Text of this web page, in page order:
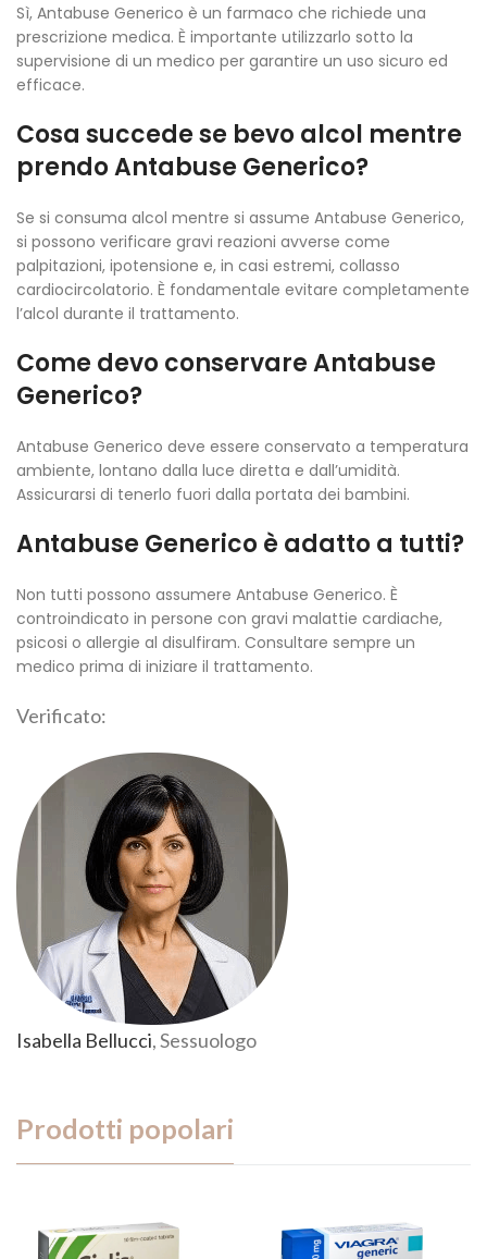
Sì, Antabuse Generico è un farmaco che richiede una
prescrizione medica. È importante utilizzarlo sotto la
supervisione di un medico per garantire un uso sicuro ed
efficace.
Cosa succede se bevo alcol mentre
prendo Antabuse Generico?
Se si consuma alcol mentre si assume Antabuse Generico,
si possono verificare gravi reazioni avverse come
palpitazioni, ipotensione e, in casi estremi, collasso
cardiocircolatorio. È fondamentale evitare completamente
l’alcol durante il trattamento.
Come devo conservare Antabuse
Generico?
Antabuse Generico deve essere conservato a temperatura
ambiente, lontano dalla luce diretta e dall’umidità.
Assicurarsi di tenerlo fuori dalla portata dei bambini.
Antabuse Generico è adatto a tutti?
Non tutti possono assumere Antabuse Generico. È
controindicato in persone con gravi malattie cardiache,
psicosi o allergie al disulfiram. Consultare sempre un
medico prima di iniziare il trattamento.
Verificato:
Isabella Bellucci, Sessuologo
Prodotti popolari